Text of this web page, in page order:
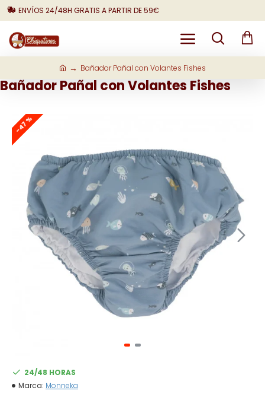
ENVÍOS 24/48H GRATIS A PARTIR DE 59€
Bañador Pañal con Volantes Fishes
Bañador Pañal con Volantes Fishes
-47 %
24/48 HORAS
Marca: Monneka